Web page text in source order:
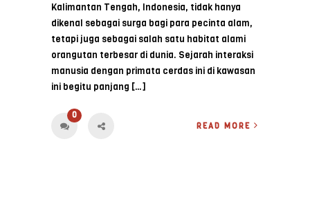
Kalimantan Tengah, Indonesia, tidak hanya
dikenal sebagai surga bagi para pecinta alam,
tetapi juga sebagai salah satu habitat alami
orangutan terbesar di dunia. Sejarah interaksi
manusia dengan primata cerdas ini di kawasan
ini begitu panjang […]
0
READ MORE